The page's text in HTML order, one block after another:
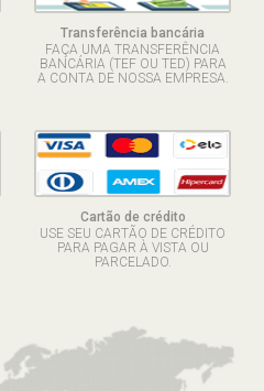
Transferência bancária
FAÇA UMA TRANSFERÊNCIA
BANCÁRIA (TEF OU TED) PARA
A CONTA DE NOSSA EMPRESA.
Cartão de crédito
USE SEU CARTÃO DE CRÉDITO
PARA PAGAR À VISTA OU
PARCELADO.